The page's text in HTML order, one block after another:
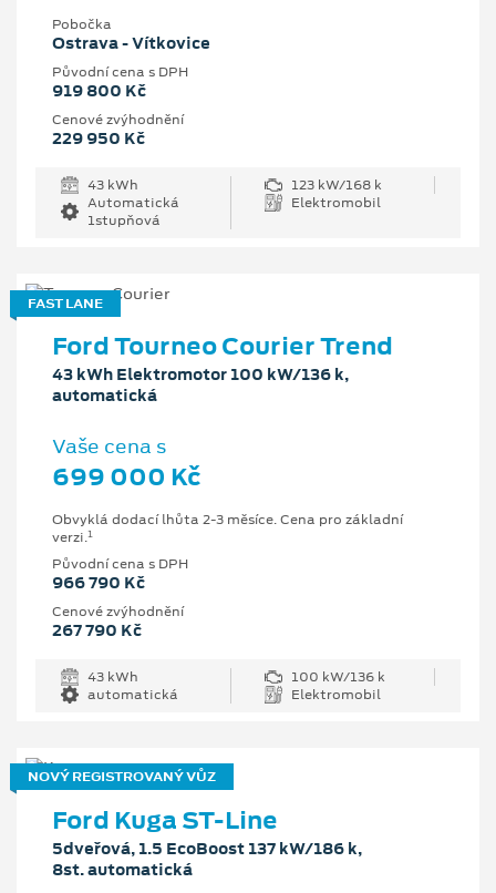
Pobočka
Ostrava - Vítkovice
Původní cena s DPH
919 800 Kč
Cenové zvýhodnění
229 950 Kč
43 kWh
123 kW/168 k
Automatická
1stupňová
Elektromobil
FAST LANE
Ford Tourneo Courier Trend
43 kWh Elektromotor 100 kW/136 k,
automatická
Vaše cena s
699 000 Kč
Obvyklá dodací lhůta 2-3 měsíce. Cena pro základní
verzi.1
Původní cena s DPH
966 790 Kč
Cenové zvýhodnění
267 790 Kč
43 kWh
100 kW/136 k
automatická
Elektromobil
NOVÝ REGISTROVANÝ VŮZ
Ford Kuga ST-Line
5dveřová, 1.5 EcoBoost 137 kW/186 k,
8st. automatická